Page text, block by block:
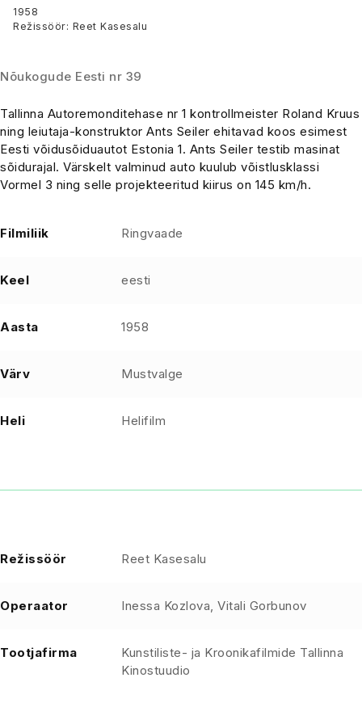
1958
Režissöör: Reet Kasesalu
Nõukogude Eesti nr 39
Tallinna Autoremonditehase nr 1 kontrollmeister Roland Kruus
ning leiutaja-konstruktor Ants Seiler ehitavad koos esimest
Eesti võidusõiduautot Estonia 1. Ants Seiler testib masinat
sõidurajal. Värskelt valminud auto kuulub võistlusklassi
Vormel 3 ning selle projekteeritud kiirus on 145 km/h.
Filmiliik Ringvaade
Keel eesti
Aasta 1958
Värv Mustvalge
Heli Helifilm
Režissöör Reet Kasesalu
Operaator Inessa Kozlova, Vitali Gorbunov
Tootjafirma
Kunstiliste- ja Kroonikafilmide Tallinna
Kinostuudio